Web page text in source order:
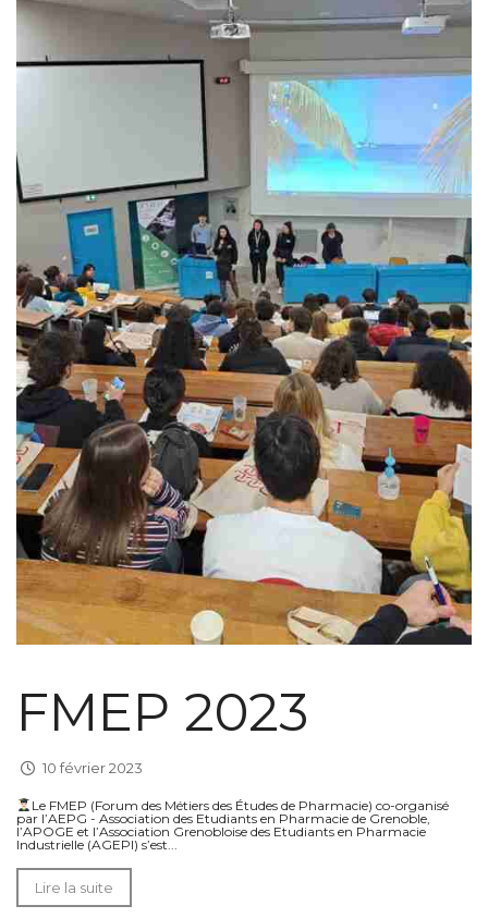
FMEP 2023
10 février 2023
Le FMEP (Forum des Métiers des Études de Pharmacie) co-organisé
par l’AEPG - Association des Etudiants en Pharmacie de Grenoble,
l’APOGE et l’Association Grenobloise des Etudiants en Pharmacie
Industrielle (AGEPI) s’est...
Lire la suite